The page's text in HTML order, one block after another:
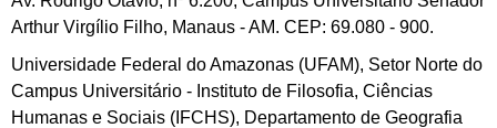
Arthur Virgílio Filho, Manaus - AM. CEP: 69.080 - 900.
Universidade Federal do Amazonas (UFAM), Setor Norte do
Campus Universitário - Instituto de Filosofia, Ciências
Humanas e Sociais (IFCHS), Departamento de Geografia